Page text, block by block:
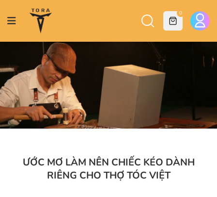
0
ƯỚC MƠ LÀM NÊN CHIẾC KÉO DÀNH
RIÊNG CHO THỢ TÓC VIỆT